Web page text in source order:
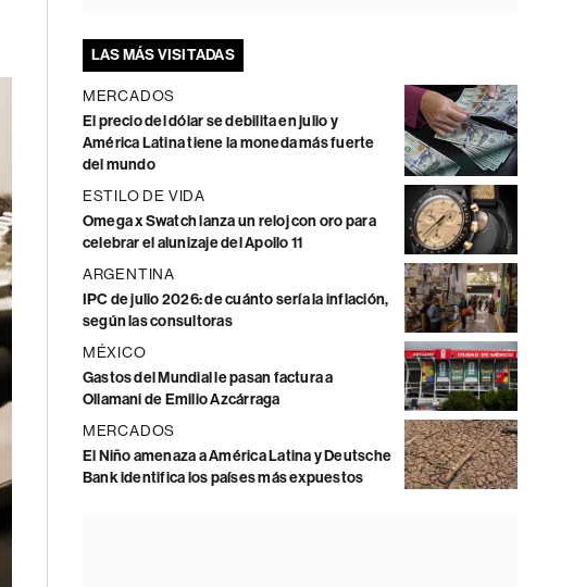
LAS MÁS VISITADAS
MERCADOS
El precio del dólar se debilita en julio y
América Latina tiene la moneda más fuerte
del mundo
ESTILO DE VIDA
Omega x Swatch lanza un reloj con oro para
celebrar el alunizaje del Apollo 11
ARGENTINA
IPC de julio 2026: de cuánto sería la inflación,
según las consultoras
MÉXICO
Gastos del Mundial le pasan factura a
Ollamani de Emilio Azcárraga
MERCADOS
El Niño amenaza a América Latina y Deutsche
Bank identifica los países más expuestos